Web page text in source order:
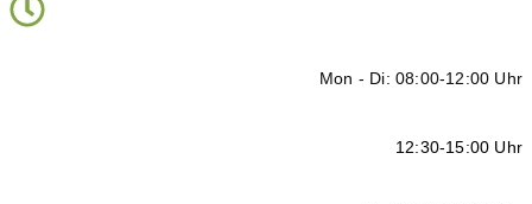
Mon - Di: 08:00-12:00 Uhr
12:30-15:00 Uhr